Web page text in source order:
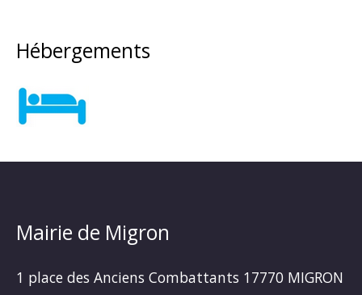
Hébergements
Mairie de Migron
1 place des Anciens Combattants 17770 MIGRON